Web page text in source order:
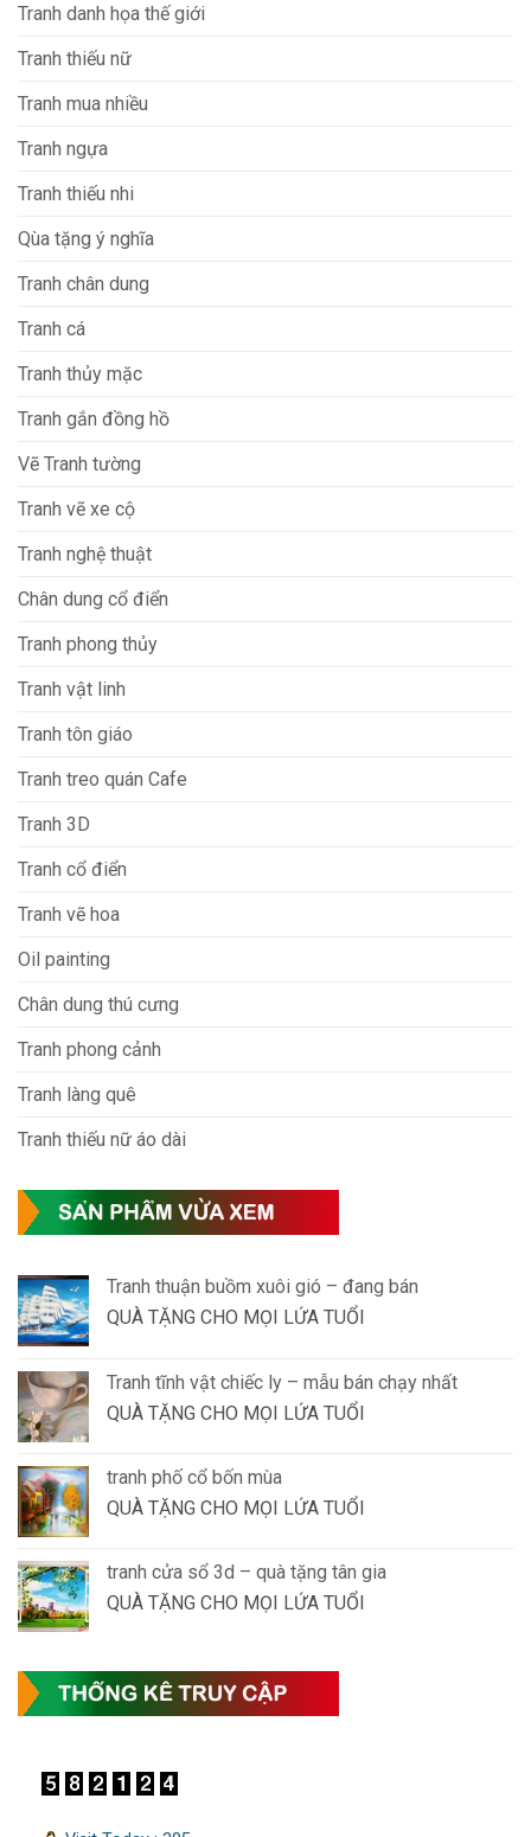
Tranh danh họa thế giới
Tranh thiếu nữ
Tranh mua nhiều
Tranh ngựa
Tranh thiếu nhi
Qùa tặng ý nghĩa
Tranh chân dung
Tranh cá
Tranh thủy mặc
Tranh gắn đồng hồ
Vẽ Tranh tường
Tranh vẽ xe cộ
Tranh nghệ thuật
Chân dung cổ điển
Tranh phong thủy
Tranh vật linh
Tranh tôn giáo
Tranh treo quán Cafe
Tranh 3D
Tranh cổ điển
Tranh vẽ hoa
Oil painting
Chân dung thú cưng
Tranh phong cảnh
Tranh làng quê
Tranh thiếu nữ áo dài
Tranh thuận buồm xuôi gió – đang bán
QUÀ TẶNG CHO MỌI LỨA TUỔI
Tranh tĩnh vật chiếc ly – mẫu bán chạy nhất
QUÀ TẶNG CHO MỌI LỨA TUỔI
tranh phố cổ bốn mùa
QUÀ TẶNG CHO MỌI LỨA TUỔI
tranh cửa sổ 3d – quà tặng tân gia
QUÀ TẶNG CHO MỌI LỨA TUỔI